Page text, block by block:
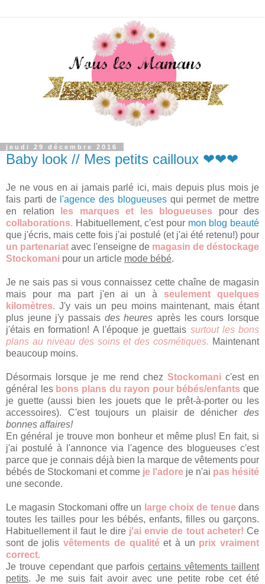
jeudi 29 décembre 2016
Baby look // Mes petits cailloux ❤❤❤
Je ne vous en ai jamais parlé ici, mais depuis plus mois je
fais parti de l'agence des blogueusesqui permet de mettre
en relation
les marques et les blogueuses pour des
collaborations. Habituellement, c'est pour mon blog beauté
que j'écris, mais cette fois j'ai postulé (et j'ai été retenu!) pour
un partenariat avec l'enseigne de magasin de déstockage
Stockomani pour un article mode bébé.
Je ne sais pas si vous connaissez cette chaîne de magasin
mais pour ma part j'en ai un à seulement quelques
kilomètres. J'y vais un peu moins maintenant, mais étant
plus jeune j'y passais des heures après les cours lorsque
j'étais en formation! A l'époque je guettais surtout les bons
plans au niveau des soins et des cosmétiques. Maintenant
beaucoup moins.
Désormais lorsque je me rend chez Stockomani c'est en
général les bons plans du rayon pour bébés/enfants que
je guette (aussi bien les jouets que le prêt-à-porter ou les
accessoires). C'est toujours un plaisir de dénicher des
bonnes affaires!
En général je trouve mon bonheur et même plus! En fait, si
j'ai postulé à l'annonce via l'agence des blogueuses c'est
parce que je connais déjà bien la marque de vêtements pour
bébés de Stockomani et comme je l'adore je n'ai pas hésité
une seconde.
Le magasin Stockomani offre un large choix de tenuedans
toutes les tailles pour les bébés, enfants, filles ou garçons.
Habituellement il faut le dire j'ai envie de tout acheter! Ce
sont de jolisvêtements de qualitéet à un prix vraiment
correct.
Je trouve cependant que parfoiscertains vêtements taillent
petits. Je me suis fait avoir avec une petite robe cet été